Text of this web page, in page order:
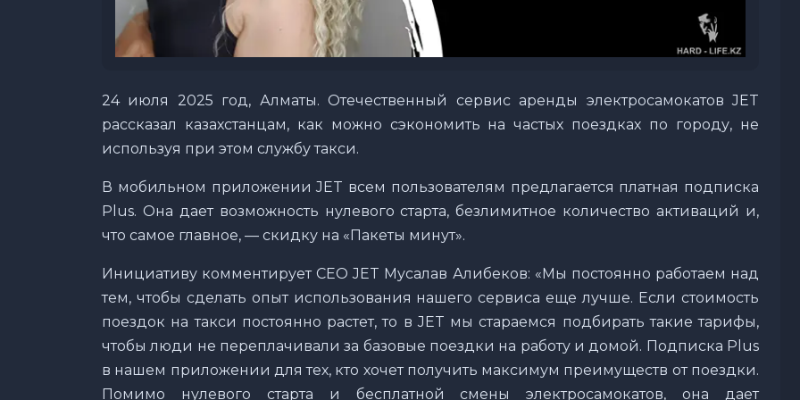
24 июля 2025 год, Алматы. Отечественный сервис аренды электросамокатов JET
рассказал казахстанцам, как можно сэкономить на частых поездках по городу, не
используя при этом службу такси.
В мобильном приложении JET всем пользователям предлагается платная подписка
Plus. Она дает возможность нулевого старта, безлимитное количество активаций и,
что самое главное, — скидку на «Пакеты минут».
Инициативу комментирует CEO JET Мусалав Алибеков: «Мы постоянно работаем над
тем, чтобы сделать опыт использования нашего сервиса еще лучше. Если стоимость
поездок на такси постоянно растет, то в JET мы стараемся подбирать такие тарифы,
чтобы люди не переплачивали за базовые поездки на работу и домой. Подписка Plus
в нашем приложении для тех, кто хочет получить максимум преимуществ от поездки.
Помимо нулевого старта и бесплатной смены электросамокатов, она дает